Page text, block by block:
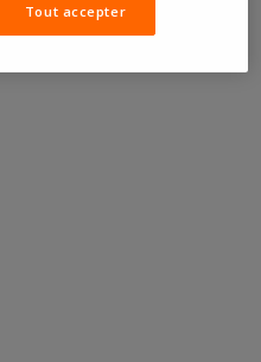
Tout accepter